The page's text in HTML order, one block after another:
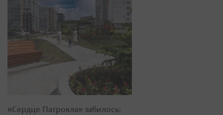
«Сердце Патрокла» забилось: